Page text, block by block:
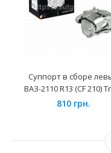
Суппорт в сборе
ВАЗ-2110 R13 (CF 210)
810 грн.